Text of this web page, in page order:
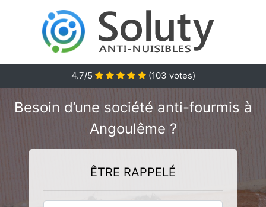
4.7/5 (103 votes)
Besoin d’une société anti-fourmis à
Angoulême ?
ÊTRE RAPPELÉ